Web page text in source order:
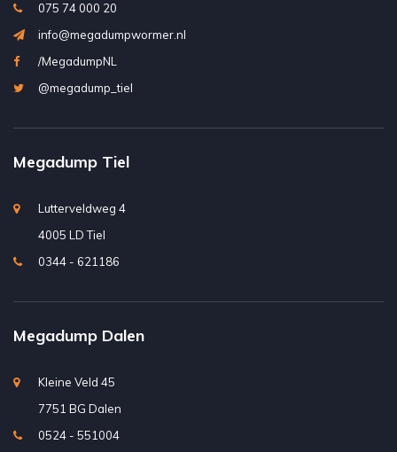
075 74 000 20
info@megadumpwormer.nl
/MegadumpNL
@megadump_tiel
Megadump Tiel
Lutterveldweg 4
4005 LD Tiel
0344 - 621186
Megadump Dalen
Kleine Veld 45
7751 BG Dalen
0524 - 551004